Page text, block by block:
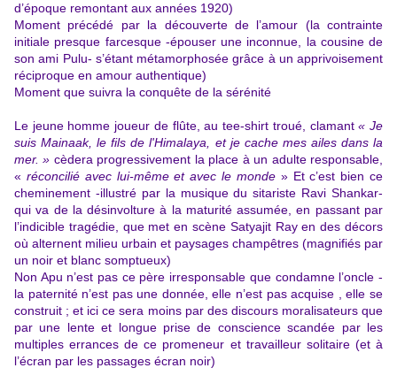
d’époque remontant aux années 1920)
Moment précédé par la découverte de l’amour (la contrainte
initiale presque farcesque -épouser une inconnue, la cousine de
son ami Pulu- s’étant métamorphosée grâce à un apprivoisement
réciproque en amour authentique)
Moment que suivra la conquête de la sérénité
Le jeune homme joueur de flûte, au tee-shirt troué, clamant« Je
suis Mainaak, le fils de l'Himalaya, et je cache mes ailes dans la
mer. » cèdera progressivement la place à un adulte responsable,
« réconcilié avec lui-même et avec le monde »Et c’est bien ce
cheminement -illustré par la musique du sitariste Ravi Shankar-
qui va de la désinvolture à la maturité assumée, en passant par
l’indicible tragédie, que met en scène Satyajit Ray en des décors
où alternent milieu urbain et paysages champêtres (magnifiés par
un noir et blanc somptueux)
Non Apu n’est pas ce père irresponsable que condamne l’oncle -
la paternité n’est pas une donnée, elle n’est pas acquise , elle se
construit ; et ici ce sera moins par des discours moralisateurs que
par une lente et longue prise de conscience scandée par les
multiples errances de ce promeneur et travailleur solitaire (et à
l’écran par les passages écran noir)